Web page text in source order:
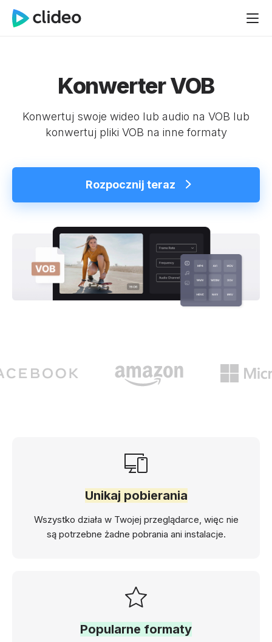
Konwerter VOB
Konwertuj swoje wideo lub audio na VOB lub
konwertuj pliki VOB na inne formaty
Rozpocznij teraz
Unikaj pobierania
Wszystko działa w Twojej przeglądarce, więc nie
są potrzebne żadne pobrania ani instalacje.
Popularne formaty